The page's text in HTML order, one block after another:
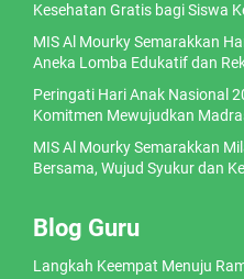
Kesehatan Gratis bagi Siswa
MIS Al Mourky Semarakkan
Aneka Lomba Edukatif dan
Peringati Hari Anak Nasional
Komitmen Mewujudkan
MIS Al Mourky Semarakkan
Bersama, Wujud Syukur dan
Blog Guru
Langkah Keempat Menuju